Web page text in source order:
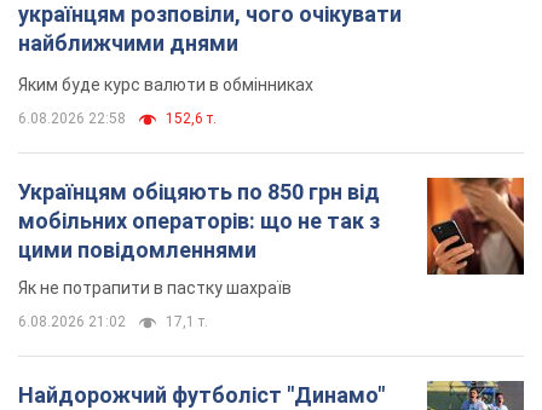
українцям розповіли, чого очікувати
найближчими днями
Яким буде курс валюти в обмінниках
6.08.2026 22:58 152,6 т.
Українцям обіцяють по 850 грн від
мобільних операторів: що не так з
цими повідомленнями
Як не потрапити в пастку шахраїв
6.08.2026 21:02 17,1 т.
Найдорожчий футболіст "Динамо"